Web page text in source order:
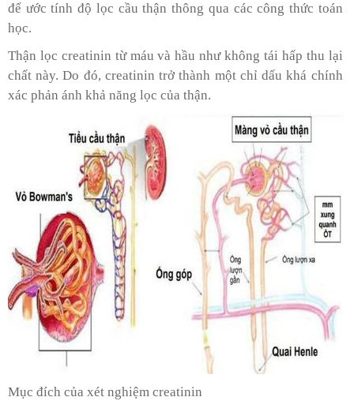
để ước tính độ lọc cầu thận thông qua các công thức toán
học.
Thận lọc creatinin từ máu và hầu như không tái hấp thu lại
chất này. Do đó, creatinin trở thành một chỉ dấu khá chính
xác phản ánh khả năng lọc của thận.
Mục đích của xét nghiệm creatinin